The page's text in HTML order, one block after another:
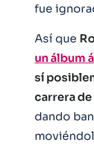
fue
Así que
un álbum
sí
carrera
dando